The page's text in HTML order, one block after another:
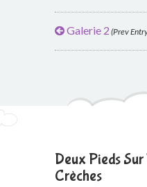
Galerie 2 (Prev
Deux Pieds
Crèches